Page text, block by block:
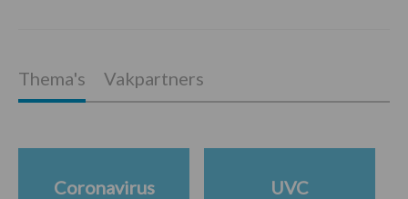
Thema's Vakpartners
Coronavirus UVC